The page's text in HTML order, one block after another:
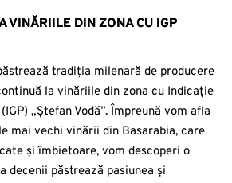
VINĂRIILE DIN ZONA CU IGP
tradiția milenară de producere
la vinăriile din zona cu Indicație
„Ștefan Vodă”. Împreună vom afla
mai vechi vinării din Basarabia, care
și îmbietoare, vom descoperi o
decenii păstrează pasiunea și